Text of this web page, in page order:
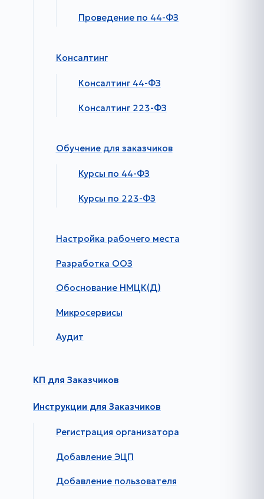
Проведение по 44-ФЗ
Консалтинг
Консалтинг 44-ФЗ
Консалтинг 223-ФЗ
Обучение для заказчиков
Курсы по 44-ФЗ
Курсы по 223-ФЗ
Настройка рабочего места
Разработка ООЗ
Обоснование НМЦК(Д)
Микросервисы
Аудит
КП для Заказчиков
Инструкции для Заказчиков
Регистрация организатора
Добавление ЭЦП
Добавление пользователя